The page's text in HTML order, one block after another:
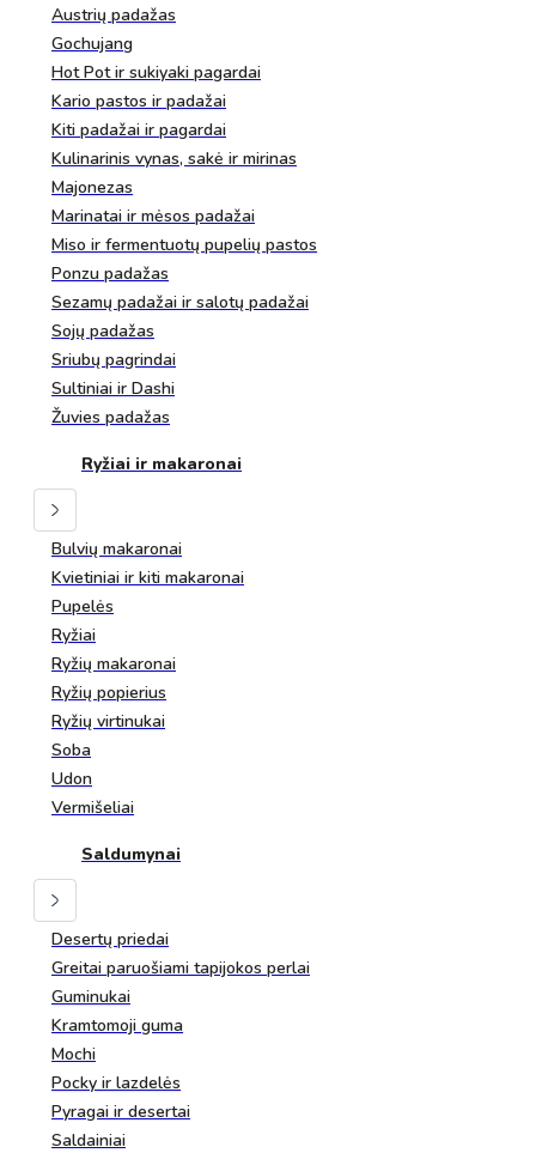
Austrių padažas
Gochujang
Hot Pot ir sukiyaki pagardai
Kario pastos ir padažai
Kiti padažai ir pagardai
Kulinarinis vynas, sakė ir mirinas
Majonezas
Marinatai ir mėsos padažai
Miso ir fermentuotų pupelių pastos
Ponzu padažas
Sezamų padažai ir salotų padažai
Sojų padažas
Sriubų pagrindai
Sultiniai ir Dashi
Žuvies padažas
Ryžiai ir makaronai
Bulvių makaronai
Kvietiniai ir kiti makaronai
Pupelės
Ryžiai
Ryžių makaronai
Ryžių popierius
Ryžių virtinukai
Soba
Udon
Vermišeliai
Saldumynai
Desertų priedai
Greitai paruošiami tapijokos perlai
Guminukai
Kramtomoji guma
Mochi
Pocky ir lazdelės
Pyragai ir desertai
Saldainiai